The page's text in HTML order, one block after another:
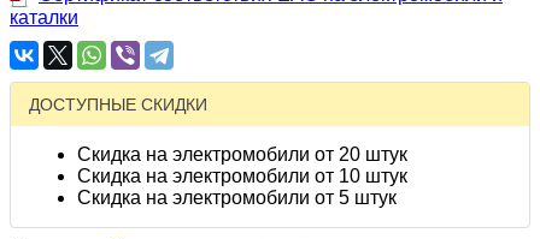
каталки
ДОСТУПНЫЕ СКИДКИ
Скидка на электромобили от 20 штук
Скидка на электромобили от 10 штук
Скидка на электромобили от 5 штук